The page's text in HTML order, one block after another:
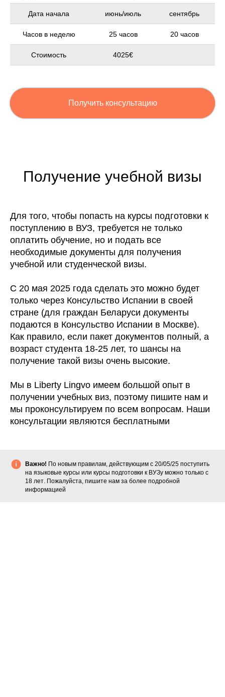
Дата начала июнь/июль сентябрь
Часов в неделю 25 часов 20 часов
Стоимость 4025€
Получить консультацию
Получение учебной визы
Для того, чтобы попасть на курсы подготовки к
поступлению в ВУЗ, требуется не только
оплатить обучение, но и подать все
необходимые документы для получения
учебной или студенческой визы.
С 20 мая 2025 года сделать это можно будет
только через Консульство Испании в своей
стране (для граждан Беларуси документы
подаются в Консульство Испании в Москве).
Как правило, если пакет документов полный, а
возраст студента 18-25 лет, то шансы на
получение такой визы очень высокие.
Мы в Liberty Lingvo имеем большой опыт в
получении учебных виз, поэтому пишите нам и
мы проконсультируем по всем вопросам. Наши
консультации являются бесплатными
Важно! По новым правилам, действующим с 20/05/25 поступить
на языковые курсы или курсы подготовки к ВУЗу можно только с
18 лет . Пожалуйста, пишите нам за более подробной
информацией